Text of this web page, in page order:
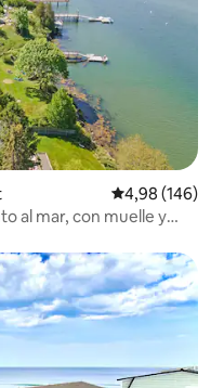
Calificación
4,98 (146)
al mar, con muelle y
destacados